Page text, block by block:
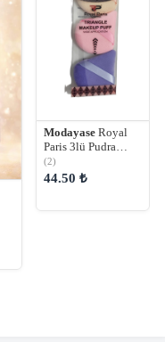
Modayase Royal
Paris 3lü Pudra
Süngeri
(2)
44.50 ₺